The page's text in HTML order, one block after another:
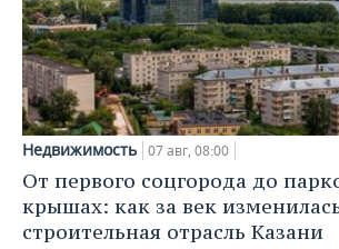
Недвижимость 07 авг, 08:00
От первого соцгорода до
крышах: как за век
строительная отрасль Казани